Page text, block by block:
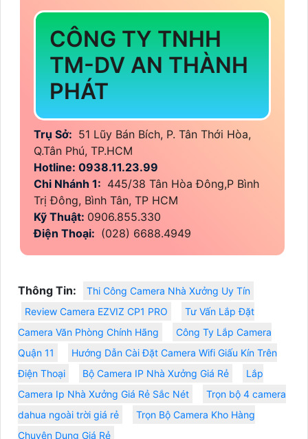
CÔNG TY TNHH
TM-DV AN THÀNH
PHÁT
Trụ Sở: 51 Lũy Bán Bích, P. Tân Thới Hòa,
Q.Tân Phú, TP.HCM
Hotline: 0938.11.23.99
Chi Nhánh 1: 445/38 Tân Hòa Đông,P Bình
Trị Đông, Bình Tân, TP HCM
Kỹ Thuật: 0906.855.330
Điện Thoại: (028) 6688.4949
Thông Tin:
Thi Công Camera Nhà Xưởng Uy Tín
Review Camera EZVIZ CP1 PRO
Tư Vấn Lắp Đặt
Camera Văn Phòng Chính Hãng
Công Ty Lắp Camera
Quận 11
Hướng Dẫn Cài Đặt Camera Wifi Giấu Kín Trên
Điện Thoại
Bộ Camera IP Nhà Xưởng Giá Rẻ
Lắp
Camera Ip Nhà Xưởng Giá Rẻ Sắc Nét
Trọn bộ 4 camera
dahua ngoài trời giá rẻ
Trọn Bộ Camera Kho Hàng
Chuyên Dụng Giá Rẻ